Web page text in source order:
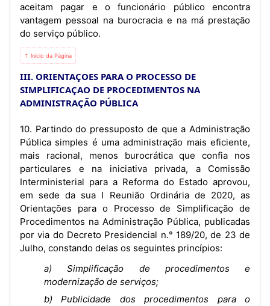
aceitam pagar e o funcionário público encontra
vantagem pessoal na burocracia e na má prestação
do serviço público.
⇡ Início da Página
III. ORIENTAÇOES PARA O PROCESSO DE
SIMPLIFICAÇAO DE PROCEDIMENTOS NA
ADMINISTRAÇÃO PÚBLICA
10. Partindo do pressuposto de que a Administração
Pública simples é uma administração mais eficiente,
mais racional, menos burocrática que confia nos
particulares e na iniciativa privada, a Comissão
Interministerial para a Reforma do Estado aprovou,
em sede da sua I Reunião Ordinária de 2020, as
Orientações para o Processo de Simplificação de
Procedimentos na Administração Pública, publicadas
por via do Decreto Presidencial n.° 189/20, de 23 de
Julho, constando delas os seguintes princípios:
a) Simplificação de procedimentos e
modernização de serviços;
b) Publicidade dos procedimentos para o